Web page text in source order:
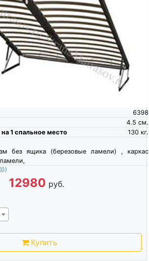
6398
см.
4.5
1 спальное место
кг.
130
без ящика (березовые ламели) , каркас
(0)
12980 руб.
Купить